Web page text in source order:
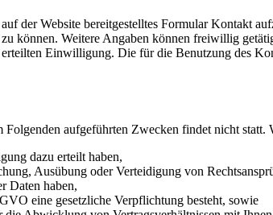
der Website bereitgestelltes Formular Kontakt
können. Weitere Angaben können freiwillig
Einwilligung. Die für die Benutzung des
aufgeführten Zwecken findet nicht
dazu erteilt haben,
Ausübung oder Verteidigung von
Daten haben,
eine gesetzliche Verpflichtung besteht, sowie